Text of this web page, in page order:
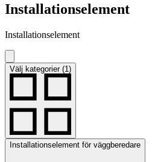
Installationselement
Installationselement
Välj kategorier (1)
Installationselement för väggberedare